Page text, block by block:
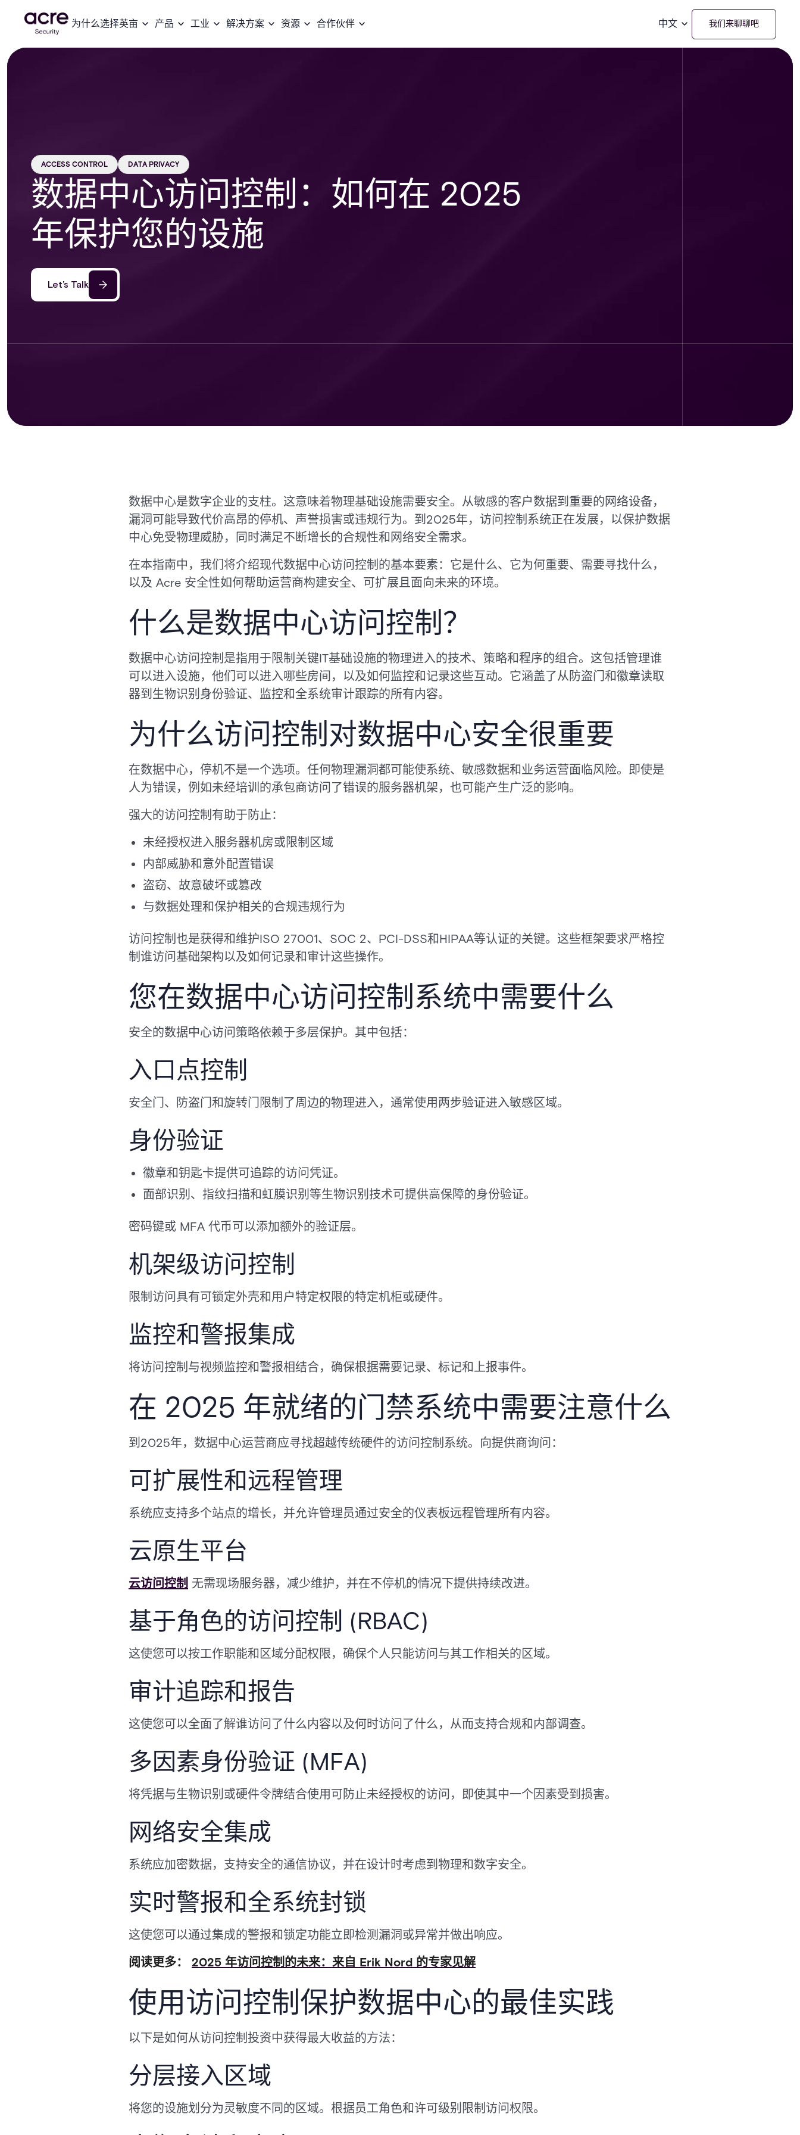
为什么选择英亩 产品 工业 解决方案 资源 合作伙伴 中文 我们来聊聊吧
ACCESS CONTROL DATA PRIVACY
数据中心访问控制：如何在 2025
年保护您的设施
Let’s Talk
数据中心是数字企业的支柱。这意味着物理基础设施需要安全。从敏感的客户数据到重要的网络设备，
漏洞可能导致代价高昂的停机、声誉损害或违规行为。到2025年，访问控制系统正在发展，以保护数据
中心免受物理威胁，同时满足不断增长的合规性和网络安全需求。
在本指南中，我们将介绍现代数据中心访问控制的基本要素：它是什么、它为何重要、需要寻找什么，
以及 Acre 安全性如何帮助运营商构建安全、可扩展且面向未来的环境。
什么是数据中心访问控制？
数据中心访问控制是指用于限制关键IT基础设施的物理进入的技术、策略和程序的组合。这包括管理谁
可以进入设施，他们可以进入哪些房间，以及如何监控和记录这些互动。它涵盖了从防盗门和徽章读取
器到生物识别身份验证、监控和全系统审计跟踪的所有内容。
为什么访问控制对数据中心安全很重要
在数据中心，停机不是一个选项。任何物理漏洞都可能使系统、敏感数据和业务运营面临风险。即使是
人为错误，例如未经培训的承包商访问了错误的服务器机架，也可能产生广泛的影响。
强大的访问控制有助于防止：
未经授权进入服务器机房或限制区域
内部威胁和意外配置错误
盗窃、故意破坏或篡改
与数据处理和保护相关的合规违规行为
访问控制也是获得和维护ISO 27001、SOC 2、PCI-DSS和HIPAA等认证的关键。这些框架要求严格控
制谁访问基础架构以及如何记录和审计这些操作。
您在数据中心访问控制系统中需要什么
安全的数据中心访问策略依赖于多层保护。其中包括：
入口点控制
安全门、防盗门和旋转门限制了周边的物理进入，通常使用两步验证进入敏感区域。
身份验证
徽章和钥匙卡提供可追踪的访问凭证。
面部识别、指纹扫描和虹膜识别等生物识别技术可提供高保障的身份验证。
密码键或 MFA 代币可以添加额外的验证层。
机架级访问控制
限制访问具有可锁定外壳和用户特定权限的特定机柜或硬件。
监控和警报集成
将访问控制与视频监控和警报相结合，确保根据需要记录、标记和上报事件。
在 2025 年就绪的门禁系统中需要注意什么
到2025年，数据中心运营商应寻找超越传统硬件的访问控制系统。向提供商询问：
可扩展性和远程管理
系统应支持多个站点的增长，并允许管理员通过安全的仪表板远程管理所有内容。
云原生平台
云访问控制 无需现场服务器，减少维护，并在不停机的情况下提供持续改进。
基于角色的访问控制 (RBAC)
这使您可以按工作职能和区域分配权限，确保个人只能访问与其工作相关的区域。
审计追踪和报告
这使您可以全面了解谁访问了什么内容以及何时访问了什么，从而支持合规和内部调查。
多因素身份验证 (MFA)
将凭据与生物识别或硬件令牌结合使用可防止未经授权的访问，即使其中一个因素受到损害。
网络安全集成
系统应加密数据，支持安全的通信协议，并在设计时考虑到物理和数字安全。
实时警报和全系统封锁
这使您可以通过集成的警报和锁定功能立即检测漏洞或异常并做出响应。
阅读更多： 2025 年访问控制的未来：来自 Erik Nord 的专家见解
使用访问控制保护数据中心的最佳实践
以下是如何从访问控制投资中获得最大收益的方法：
分层接入区域
将您的设施划分为灵敏度不同的区域。根据员工角色和许可级别限制访问权限。